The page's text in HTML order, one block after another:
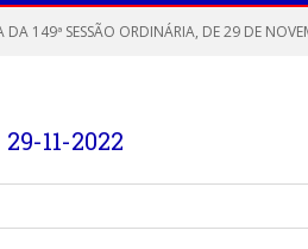
DA 149ª SESSÃO ORDINÁRIA, DE 29 DE
11-2022